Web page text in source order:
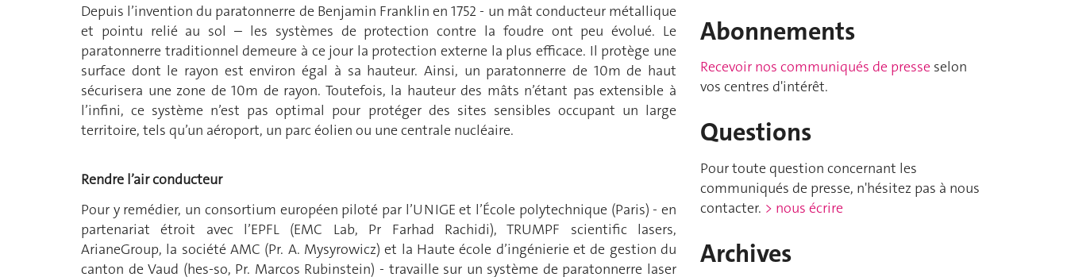
Depuis l’invention du paratonnerre de Benjamin Franklin en 1752 - un mât conducteur métallique
et pointu relié au sol – les systèmes de protection contre la foudre ont peu évolué. Le
paratonnerre traditionnel demeure à ce jour la protection externe la plus efficace. Il protège une
surface dont le rayon est environ égal à sa hauteur. Ainsi, un paratonnerre de 10m de haut
sécurisera une zone de 10m de rayon. Toutefois, la hauteur des mâts n’étant pas extensible à
l’infini, ce système n’est pas optimal pour protéger des sites sensibles occupant un large
territoire, tels qu’un aéroport, un parc éolien ou une centrale nucléaire.
Rendre l’air conducteur
Pour y remédier, un consortium européen piloté par l’UNIGE et l’École polytechnique (Paris) - en
partenariat étroit avec l’EPFL (EMC Lab, Pr Farhad Rachidi), TRUMPF scientific lasers,
ArianeGroup, la société AMC (Pr. A. Mysyrowicz) et la Haute école d’ingénierie et de gestion du
canton de Vaud (hes-so, Pr. Marcos Rubinstein) - travaille sur un système de paratonnerre laser
Abonnements
Recevoir nos communiqués de presse selon
vos centres d'intérêt.
Questions
Pour toute question concernant les
communiqués de presse, n'hésitez pas à nous
contacter. > nous écrire
Archives